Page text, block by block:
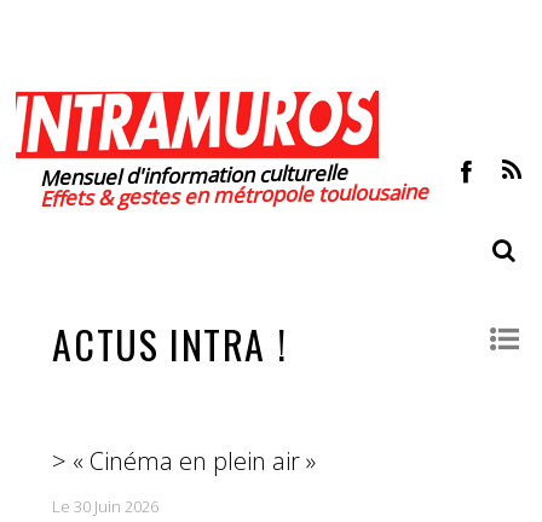
Mensuel d'information culturelle
Effets & gestes en métropole toulousaine
ACTUS INTRA !
> « Cinéma en plein air »
Le 30 Juin 2026